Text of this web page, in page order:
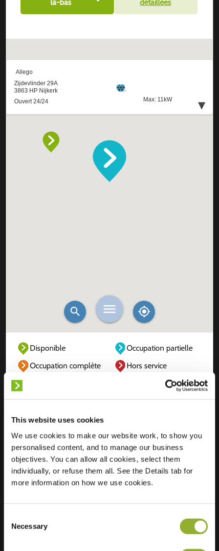
This website uses cookies
We use cookies to make our website work, to show you
personalised content, and to manage our business
objectives. You can allow all cookies, select them
individually, or refuse them all. See the Details tab for
more information on how we use cookies.
Selection
Necessary
là-bas
détaillées
Disponible
Occupation partielle
Occupation complète
Hors service
Localisation
Zijdevlinder 29A
3863 HP Nijkerk
Pays-Bas